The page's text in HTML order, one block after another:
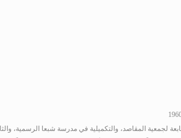
لجمعية المقاصد، والتكميلية في مدرسة شبعا الرسمية،